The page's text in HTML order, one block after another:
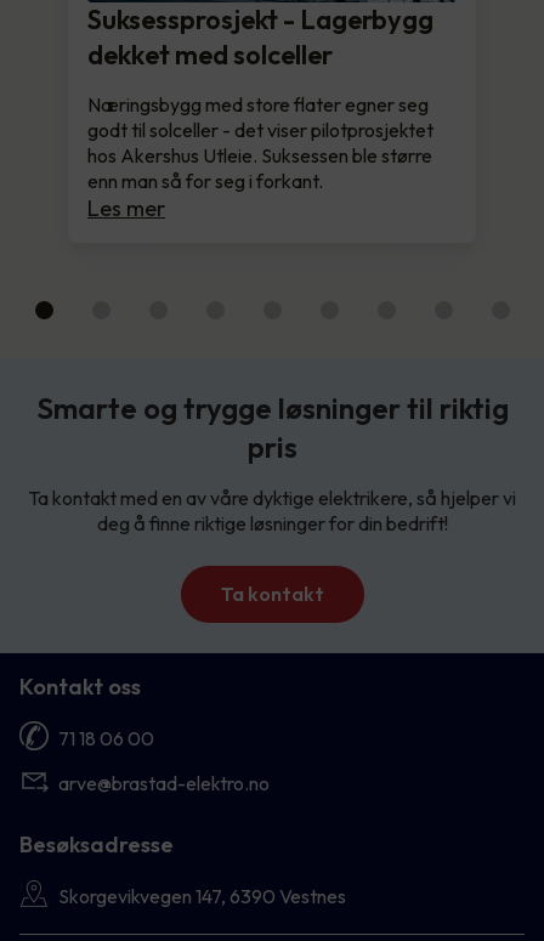
Suksessprosjekt - Lagerbygg
dekket med solceller
Næringsbygg med store flater egner seg
godt til solceller - det viser pilotprosjektet
hos Akershus Utleie. Suksessen ble større
enn man så for seg i forkant.
Les mer
Smarte og trygge løsninger til riktig
pris
Ta kontakt med en av våre dyktige elektrikere, så hjelper vi
deg å finne riktige løsninger for din bedrift!
Ta kontakt
Kontakt oss
71 18 06 00
arve@brastad-elektro.no
Besøksadresse
Skorgevikvegen 147, 6390 Vestnes